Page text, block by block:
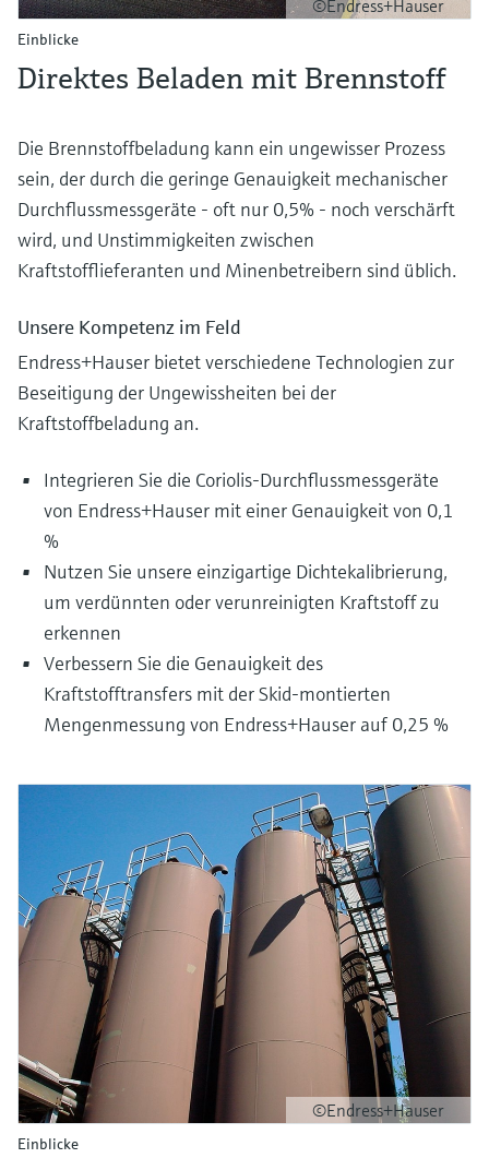
©Endress+Hauser
Einblicke
Direktes Beladen mit Brennstoff
Die Brennstoffbeladung kann ein ungewisser Prozess
sein, der durch die geringe Genauigkeit mechanischer
Durchflussmessgeräte - oft nur 0,5% - noch verschärft
wird, und Unstimmigkeiten zwischen
Kraftstofflieferanten und Minenbetreibern sind üblich.
Unsere Kompetenz im Feld
Endress+Hauser bietet verschiedene Technologien zur
Beseitigung der Ungewissheiten bei der
Kraftstoffbeladung an.
Integrieren Sie die Coriolis-Durchflussmessgeräte
von Endress+Hauser mit einer Genauigkeit von 0,1
%
Nutzen Sie unsere einzigartige Dichtekalibrierung,
um verdünnten oder verunreinigten Kraftstoff zu
erkennen
Verbessern Sie die Genauigkeit des
Kraftstofftransfers mit der Skid-montierten
Mengenmessung von Endress+Hauser auf 0,25 %
©Endress+Hauser
Einblicke